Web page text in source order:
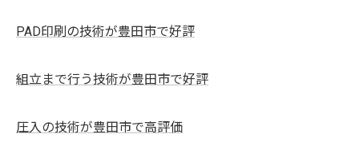
PAD印刷の技術が豊田市で好評
組立まで行う技術が豊田市で好評
圧入の技術が豊田市で高評価